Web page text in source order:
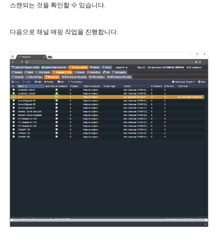
스캔되는 것을 확인할 수 있습니다.
다음으로 채널 매핑 작업을 진행합니다.